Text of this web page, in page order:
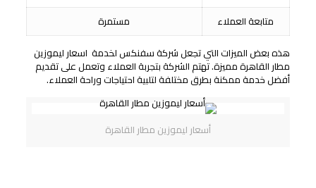
متابعة العملاء
مستمرة
هذه بعض الميزات التي تجعل شركة سفنكس لخدمة اسعار ليموزين
مطار القاهرة مميزة. تهتم الشركة بتجربة العملاء وتعمل على تقديم
أفضل خدمة ممكنة بطرق مختلفة لتلبية احتياجات وراحة العملاء.
أسعار ليموزين مطار القاهرة